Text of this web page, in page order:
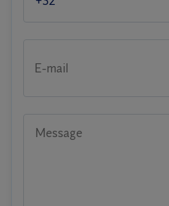
E-mail
Message